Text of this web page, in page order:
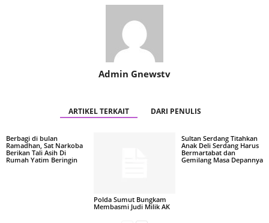
Admin Gnewstv
ARTIKEL TERKAIT DARI PENULIS
Berbagi di bulan
Ramadhan, Sat Narkoba
Berikan Tali Asih Di
Rumah Yatim Beringin
Polda Sumut Bungkam
Membasmi Judi Milik AK
Sultan Serdang Titahkan
Anak Deli Serdang Harus
Bermartabat dan
Gemilang Masa Depannya